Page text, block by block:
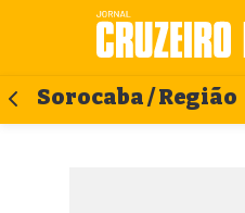
Sorocaba / Região